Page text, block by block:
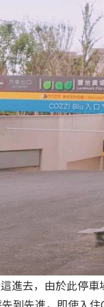
進去，由於此停